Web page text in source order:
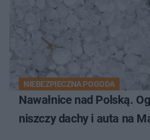
NIEBEZPIECZNA POGODA
Nawałnice nad Polską.
niszczy dachy i auta na